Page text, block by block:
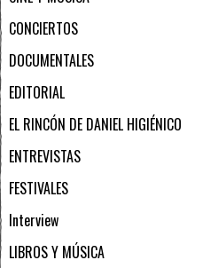
CONCIERTOS
DOCUMENTALES
EDITORIAL
EL RINCÓN DE DANIEL HIGIÉNICO
ENTREVISTAS
FESTIVALES
Interview
LIBROS Y MÚSICA